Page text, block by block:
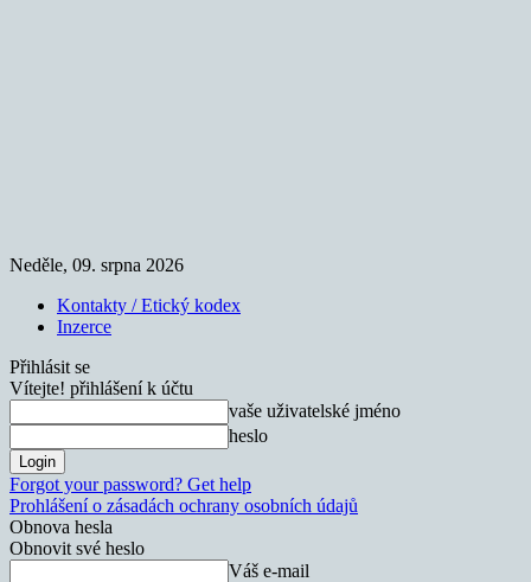
Neděle, 09. srpna 2026
Kontakty / Etický kodex
Inzerce
Přihlásit se
Vítejte! přihlášení k účtu
vaše uživatelské jméno
heslo
Forgot your password? Get help
Prohlášení o zásadách ochrany osobních údajů
Obnova hesla
Obnovit své heslo
Váš e-mail